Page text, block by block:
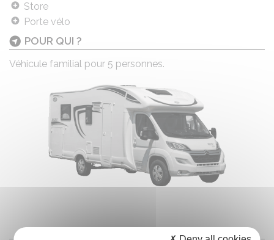
Store
Porte vélo
POUR QUI ?
Véhicule familial pour 5 personnes.